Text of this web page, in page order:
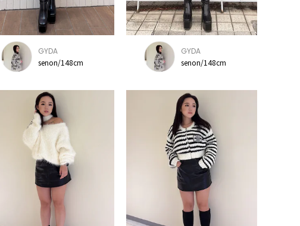
GYDA
senon/148cm
GYDA
senon/148cm